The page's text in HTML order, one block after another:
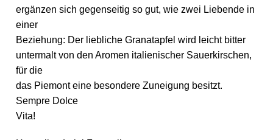
ergänzen sich gegenseitig so gut, wie zwei Liebende in
einer
Beziehung: Der liebliche Granatapfel wird leicht bitter
untermalt von den Aromen italienischer Sauerkirschen,
für die
das Piemont eine besondere Zuneigung besitzt.
Sempre Dolce
Vita!